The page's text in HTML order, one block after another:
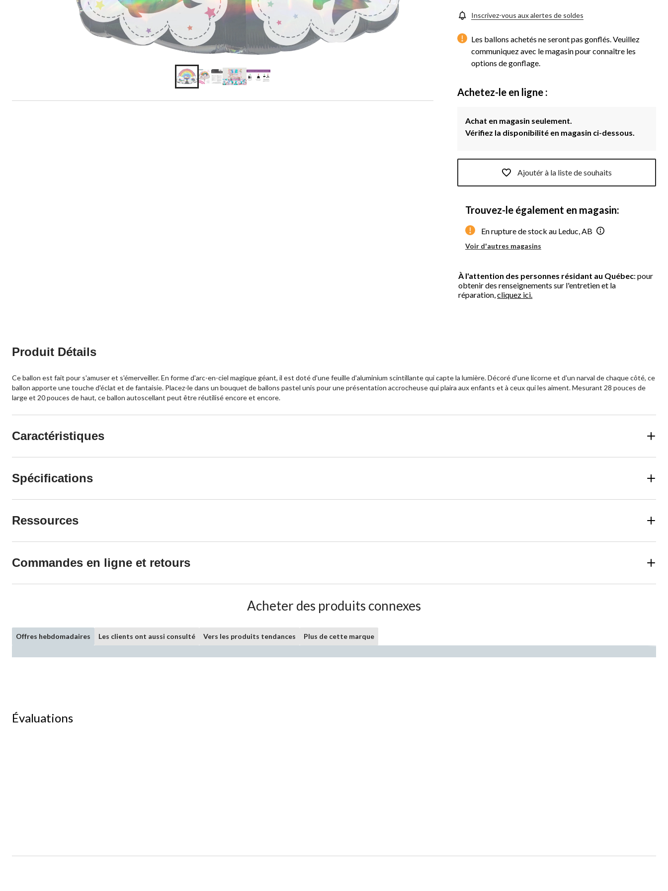
Inscrivez-vous aux alertes de soldes
Les ballons achetés ne seront pas gonflés. Veuillez
communiquez avec le magasin pour connaître les
options de gonflage.
Achetez-le en ligne :
Achat en magasin seulement.
Vérifiez la disponibilité en magasin ci-dessous.
Ajoutér à la liste de souhaits
Trouvez-le également en magasin:
En rupture de stock au Leduc, AB
Voir d'autres magasins
À l'attention des personnes résidant au Québec: pour
obtenir des renseignements sur l'entretien et la
réparation,cliquez ici.
Produit Détails
Ce ballon est fait pour s'amuser et s'émerveiller. En forme d'arc-en-ciel magique géant, il est doté d'une feuille d'aluminium scintillante qui capte la lumière. Décoré d'une licorne et d'un narval de chaque côté, ce
ballon apporte une touche d'éclat et de fantaisie. Placez-le dans un bouquet de ballons pastel unis pour une présentation accrocheuse qui plaira aux enfants et à ceux qui les aiment. Mesurant 28 pouces de
large et 20 pouces de haut, ce ballon autoscellant peut être réutilisé encore et encore.
Caractéristiques
Spécifications
Ressources
Commandes en ligne et retours
Acheter des produits connexes
Offres hebdomadaires Les clients ont aussi consulté Vers les produits tendances Plus de cette marque
Évaluations